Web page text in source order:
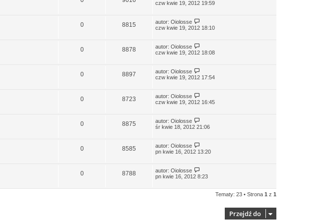
czw kwie 19, 2012 19:59
0 8815 autor: Oiolosse
czw kwie 19, 2012 18:10
0 8878 autor: Oiolosse
czw kwie 19, 2012 18:08
0 8897 autor: Oiolosse
czw kwie 19, 2012 17:54
0 8723 autor: Oiolosse
czw kwie 19, 2012 16:45
0 8875 autor: Oiolosse
śr kwie 18, 2012 21:06
0 8585 autor: Oiolosse
pn kwie 16, 2012 13:20
0 8788 autor: Oiolosse
pn kwie 16, 2012 8:23
Tematy: 23 • Strona 1 z 1
Przejdź do